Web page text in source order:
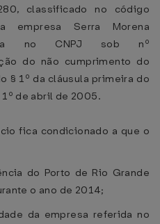
classificado no código
empresa Serra Morena
no CNPJ sob nº
do não cumprimento do
§ 1º da cláusula primeira do
1º de abril de 2005.
fica condicionado a que o
do Porto de Rio Grande
o ano de 2014;
da empresa referida no